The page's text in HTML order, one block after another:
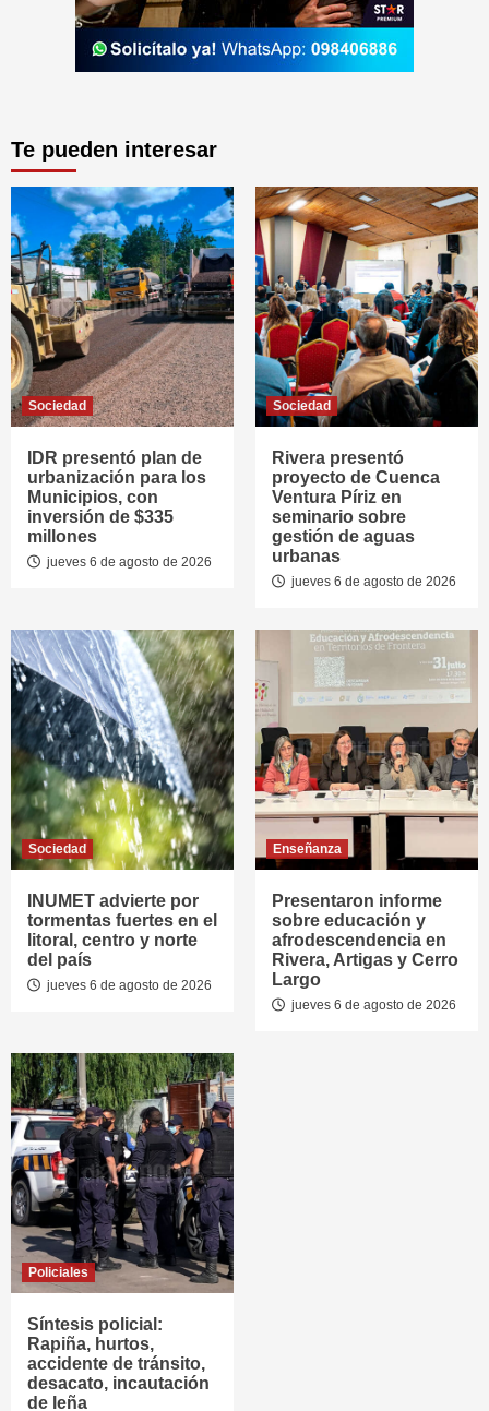
Te pueden interesar
Sociedad
IDR presentó plan de
urbanización para los
Municipios, con
inversión de $335
millones
jueves 6 de agosto de 2026
Sociedad
Rivera presentó
proyecto de Cuenca
Ventura Píriz en
seminario sobre
gestión de aguas
urbanas
jueves 6 de agosto de 2026
Sociedad
INUMET advierte por
tormentas fuertes en el
litoral, centro y norte
del país
jueves 6 de agosto de 2026
Enseñanza
Presentaron informe
sobre educación y
afrodescendencia en
Rivera, Artigas y Cerro
Largo
jueves 6 de agosto de 2026
Policiales
Síntesis policial:
Rapiña, hurtos,
accidente de tránsito,
desacato, incautación
de leña